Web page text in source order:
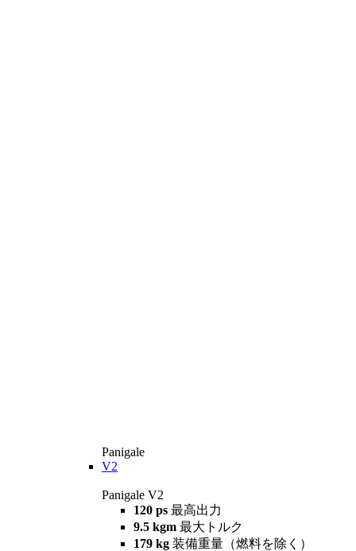
Panigale
V2
Panigale V2
120 ps 最高出力
9.5 kgm 最大トルク
179 kg 装備重量（燃料を除く）